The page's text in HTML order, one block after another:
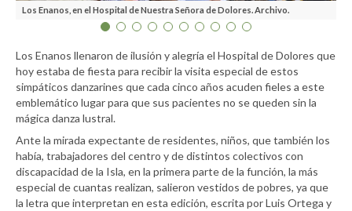
Los Enanos, en el Hospital de Nuestra Señora de Dolores. Archivo.
Los Enanos llenaron de ilusión y alegría el Hospital de Dolores que
hoy estaba de fiesta para recibir la visita especial de estos
simpáticos danzarines que cada cinco años acuden fieles a este
emblemático lugar para que sus pacientes no se queden sin la
mágica danza lustral.
Ante la mirada expectante de residentes, niños, que también los
había, trabajadores del centro y de distintos colectivos con
discapacidad de la Isla, en la primera parte de la función, la más
especial de cuantas realizan, salieron vestidos de pobres, ya que
la letra que interpretan en esta edición, escrita por Luis Ortega y